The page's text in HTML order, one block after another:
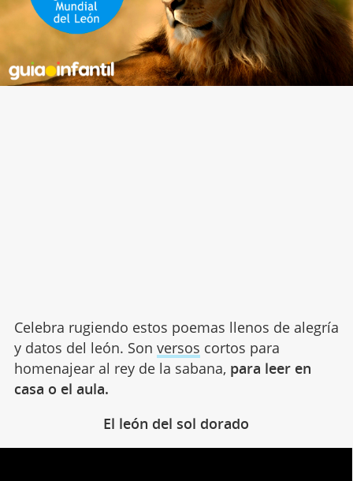
Celebra rugiendo estos poemas llenos de alegría
y datos del león. Son versos cortos para
homenajear al rey de la sabana, para leer en
casa o el aula.
El león del sol dorado